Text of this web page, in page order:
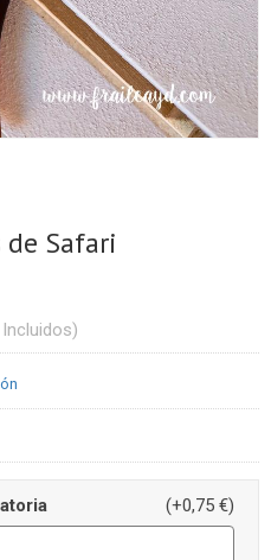
Safari
(+0,75 €)